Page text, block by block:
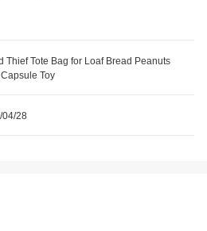
Thief Tote Bag for Loaf Bread Peanuts
Toy
04/28